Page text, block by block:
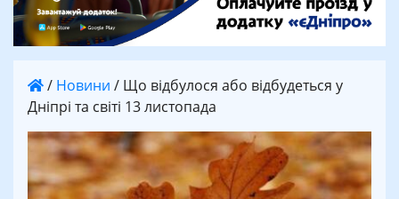
/ Новини / Що відбулося або відбудеться у
Дніпрі та світі 13 листопада